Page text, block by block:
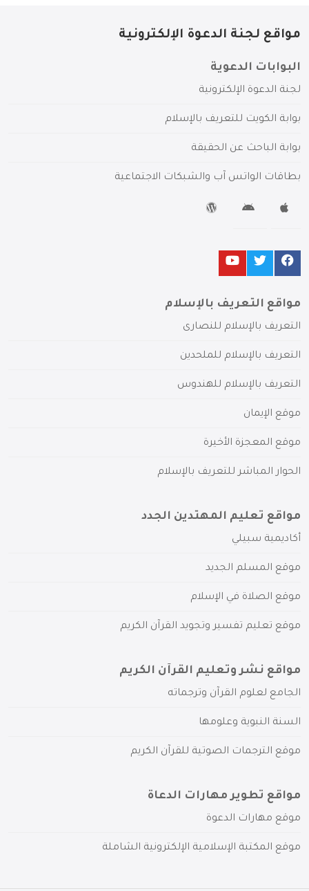
مواقع لجنة الدعوة الإلكترونية
البوابات الدعوية
لجنة الدعوة الإلكترونية
بوابة الكويت للتعريف بالإسلام
بوابة الباحث عن الحقيقة
بطاقات الواتس آب والشبكات الاجتماعية
مواقع التعريف بالإسلام
التعريف بالإسلام للنصارى
التعريف بالإسلام للملحدين
التعريف بالإسلام للهندوس
موقع الإيمان
موقع المعجزة الأخيرة
الحوار المباشر للتعريف بالإسلام
مواقع تعليم المهتدين الجدد
أكاديمية سبيلي
موقع المسلم الجديد
موقع الصلاة في الإسلام
موقع تعليم تفسير وتجويد القرآن الكريم
مواقع نشر وتعليم القرآن الكريم
الجامع لعلوم القرآن وترجماته
السنة النبوية وعلومها
موقع الترجمات الصوتية للقرآن الكريم
مواقع تطوير مهارات الدعاة
موقع مهارات الدعوة
موقع المكتبة الإسلامية الإلكترونية الشاملة